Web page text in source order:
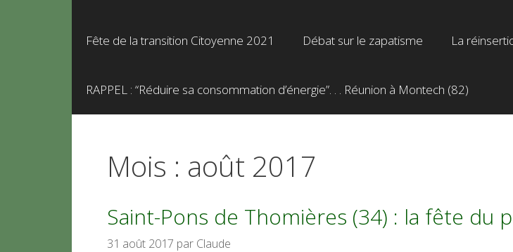
Fête de la transition Citoyenne 2021 Débat sur le zapatisme La
RAPPEL : “Réduire sa consommation d’énergie”. . . Réunion à Montech (82)
Mois : août 2017
Saint-Pons de Thomières (34) : la fête du
31 août 2017 par Claude